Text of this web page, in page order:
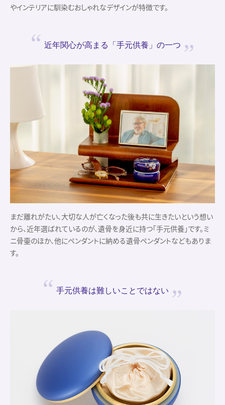
やインテリアに馴染むおしゃれなデザインが特徴です。
近年関心が高まる 「手元供養」の一つ
まだ離れがたい、大切な人が亡くなった後も共に生きたいという想い
から、近年選ばれているのが、遺骨を身近に持つ「手元供養」です。ミ
ニ骨壷のほか、他にペンダントに納める遺骨ペンダントなどもありま
す。
手元供養は難しいことではない